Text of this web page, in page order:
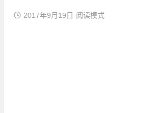
2017年9月19日 阅读模式